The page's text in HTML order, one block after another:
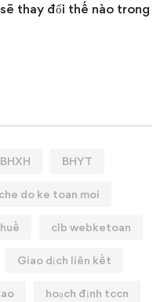
thay đổi thế nào trong
BHXH BHYT
che do ke toan moi
clb webketoan
Giao dịch liên kết
hoạch định tccn